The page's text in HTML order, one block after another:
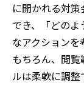
に開かれる対
でき、「どの
なアクションを
もちろん、閲
ルは柔軟に調整